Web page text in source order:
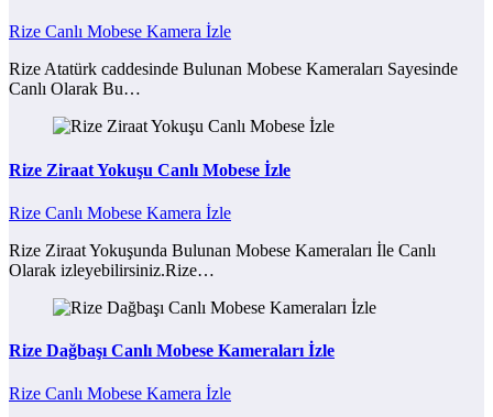
Rize Canlı Mobese Kamera İzle
Rize Atatürk caddesinde Bulunan Mobese Kameraları Sayesinde
Canlı Olarak Bu…
Rize Ziraat Yokuşu Canlı Mobese İzle
Rize Canlı Mobese Kamera İzle
Rize Ziraat Yokuşunda Bulunan Mobese Kameraları İle Canlı
Olarak izleyebilirsiniz.Rize…
Rize Dağbaşı Canlı Mobese Kameraları İzle
Rize Canlı Mobese Kamera İzle